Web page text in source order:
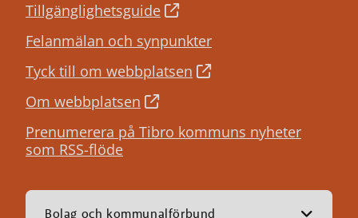
Tillgänglighetsguide
Felanmälan och synpunkter
Tyck till om webbplatsen
Om webbplatsen
Prenumerera på Tibro kommuns nyheter
som RSS-flöde